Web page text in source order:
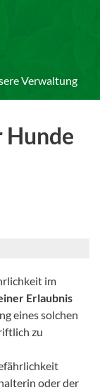
Verwaltung
im
Erlaubnis
eines solchen
zu
oder der